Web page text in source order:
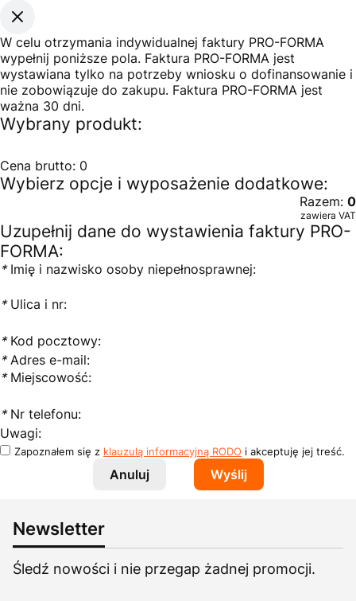
W celu otrzymania indywidualnej faktury PRO-FORMA
wypełnij poniższe pola. Faktura PRO-FORMA jest
wystawiana tylko na potrzeby wniosku o dofinansowanie i
nie zobowiązuje do zakupu. Faktura PRO-FORMA jest
ważna 30 dni.
Wybrany produkt:
Cena brutto: 0
Wybierz opcje i wyposażenie dodatkowe:
Razem: 0
zawiera VAT
Uzupełnij dane do wystawienia faktury PRO-
FORMA:
*Imię i nazwisko osoby niepełnosprawnej:
*Ulica i nr:
*Kod pocztowy:
*Adres e-mail:
*Miejscowość:
*Nr telefonu:
Uwagi:
Zapoznałem się z klauzulą informacyjną RODO i akceptuję jej treść.
Anuluj Wyślij
Newsletter
Śledź nowości i nie przegap żadnej promocji.